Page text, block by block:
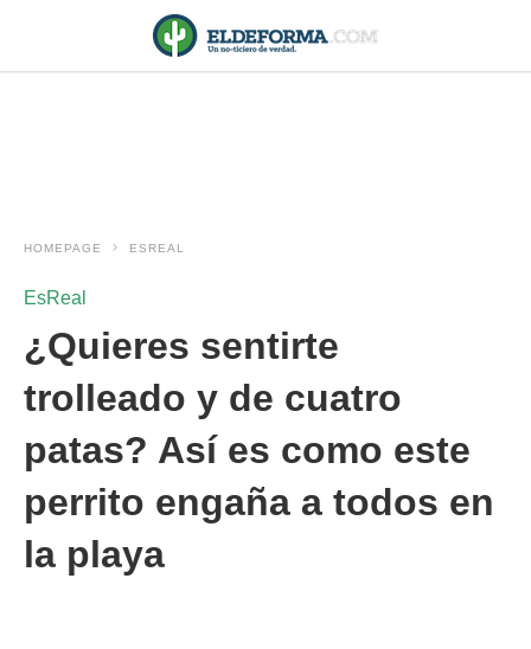
HOMEPAGE ESREAL
EsReal
¿Quieres sentirte
trolleado y de cuatro
patas? Así es como este
perrito engaña a todos en
la playa